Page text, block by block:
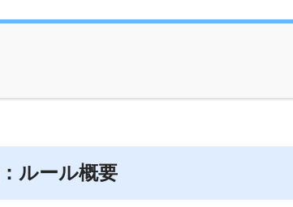
ルール概要